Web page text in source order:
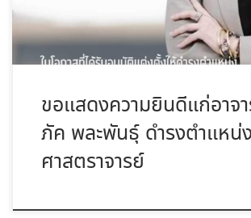
ขอแสดงความยินดีแก่อาจ
ภัค พละพันธุ์ ดำรงตำแหน่
ศาสตราจารย์